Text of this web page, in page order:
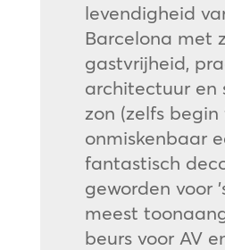
levendigheid
Barcelona met
gastvrijheid,
architectuur en
zon (zelfs
onmiskenbaar
fantastisch
geworden voor
meest
beurs voor AV